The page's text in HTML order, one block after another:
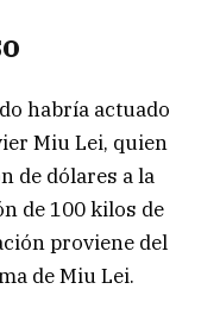
Control del
habría actuado
Miu Lei, quien
de dólares a la
de 100 kilos de
proviene del
de Miu Lei.